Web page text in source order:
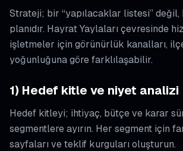
Strateji; bir “yapılacaklar listesi” değil,
planıdır. Hayrat Yaylaları çevresinde
işletmeler için görünürlük kanalları,
yoğunluğuna göre farklılaşabilir.
1) Hedef kitle ve niyet analizi
Hedef kitleyi; ihtiyaç, bütçe ve karar
segmentlere ayırın. Her segment için
sayfaları ve teklif kurguları oluşturun.